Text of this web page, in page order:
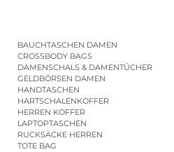
BAUCHTASCHEN DAMEN
CROSSBODY BAGS
DAMENSCHALS & DAMENTÜCHER
GELDBÖRSEN DAMEN
HANDTASCHEN
HARTSCHALENKOFFER
HERREN KOFFER
LAPTOPTASCHEN
RUCKSÄCKE HERREN
TOTE BAG